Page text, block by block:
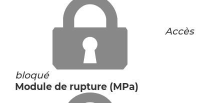
Accès
bloqué
Module de rupture (MPa)